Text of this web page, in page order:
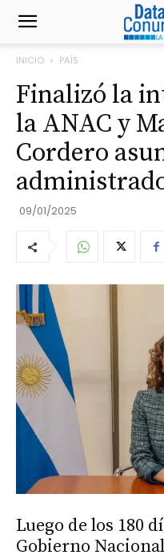
INICIO PAÍS
Finalizó la
la ANAC y
Cordero
09/01/2025
Luego de los 180
Gobierno